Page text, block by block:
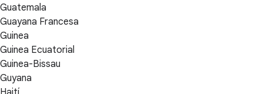
Guatemala
Guayana Francesa
Guinea
Guinea Ecuatorial
Guinea-Bissau
Guyana